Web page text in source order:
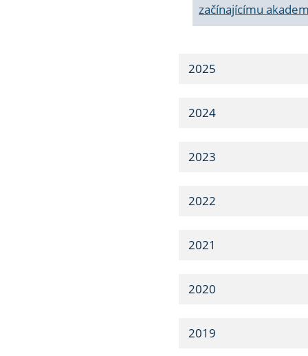
začínajícímu
2025
2024
2023
2022
2021
2020
2019